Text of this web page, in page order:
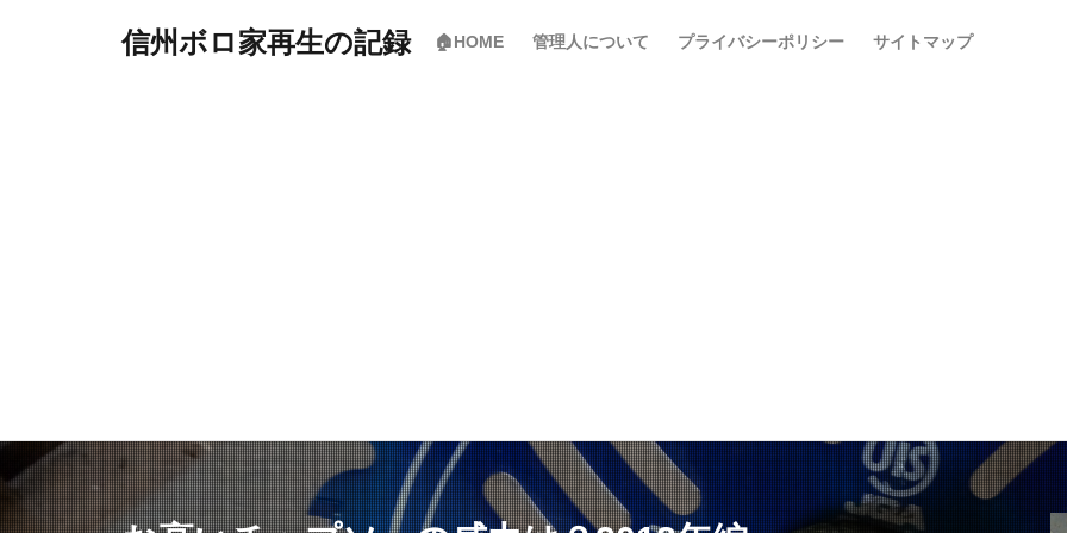
信州ボロ家再生の記録 🏠HOME 管理人について プライバシーポリシー サイトマップ